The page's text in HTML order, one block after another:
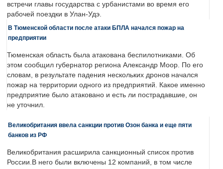
встречи главы государства с урбанистами во время его
рабочей поездки в Улан-Удэ.
В Тюменской области после атаки БПЛА начался пожар на
предприятии
Тюменская область была атакована беспилотниками. Об
этом сообщил губернатор региона Александр Моор. По его
словам, в результате падения нескольких дронов начался
пожар на территории одного из предприятий. Какое именно
предприятие было атаковано и есть ли пострадавшие, он
не уточнил.
Великобритания ввела санкции против Озон банка и еще пяти
банков из РФ
Великобритания расширила санкционный список против
России.В него были включены 12 компаний, в том числе